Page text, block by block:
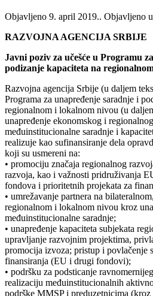
Objavljeno 9. april 2019.. Objavljeno u
RAZVOJNA AGENCIJA SRBIJE
Javni poziv za učešće u Programu
podizanje kapaciteta na
Razvojna agencija Srbije (u daljem
Programa za unapređenje saradnje i
regionalnom i lokalnom nivou (u
unapređenje ekonomskog i
međuinstitucionalne saradnje i
realizuje kao sufinansiranje dela
koji su usmereni na:
• promociju značaja regionalnog
razvoja, kao i važnosti pridruživanja
fondova i prioritetnih projekata za
• umrežavanje partnera na
regionalnom i lokalnom nivou kroz
međuinstitucionalne saradnje;
• unapređenje kapaciteta subjekata
upravljanje razvojnim projektima,
promocija izvoza; pristup i povlačenje
finansiranja (EU i drugi fondovi);
• podršku za podsticanje
realizaciju međuinstitucionalnih
podrške MMSP i preduzetnicima